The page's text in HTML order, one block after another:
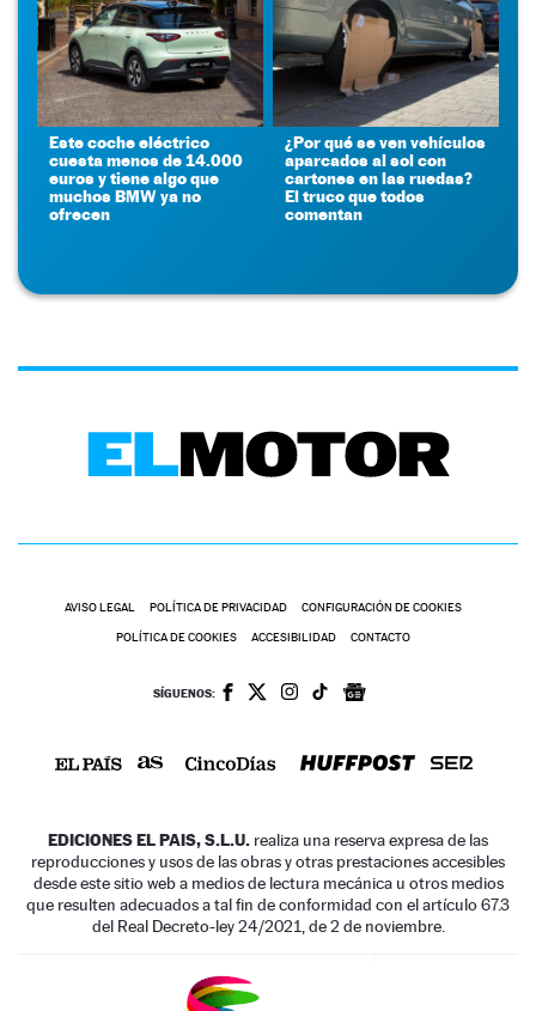
Este coche eléctrico
cuesta menos de 14.000
euros y tiene algo que
muchos BMW ya no
ofrecen
¿Por qué se ven vehículos
aparcados al sol con
cartones en las ruedas?
El truco que todos
comentan
AVISO LEGAL POLÍTICA DE PRIVACIDAD CONFIGURACIÓN DE COOKIES
POLÍTICA DE COOKIES ACCESIBILIDAD CONTACTO
SÍGUENOS:
EDICIONES EL PAIS, S.L.U. realiza una reserva expresa de las
reproducciones y usos de las obras y otras prestaciones accesibles
desde este sitio web a medios de lectura mecánica u otros medios
que resulten adecuados a tal fin de conformidad con el artículo 67.3
del Real Decreto-ley 24/2021, de 2 de noviembre.